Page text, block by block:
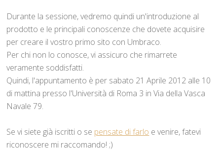
Durante la sessione, vedremo quindi un'introduzione al
prodotto e le principali conoscenze che dovete acquisire
per creare il vostro primo sito con Umbraco.
Per chi non lo conosce, vi assicuro che rimarrete
veramente soddisfatti.
Quindi, l'appuntamento è per sabato 21 Aprile 2012 alle 10
di mattina presso l'Università di Roma 3 in Via della Vasca
Navale 79.
Se vi siete già iscritti o se pensate di farlo e venire, fatevi
riconoscere mi raccomando! ;)